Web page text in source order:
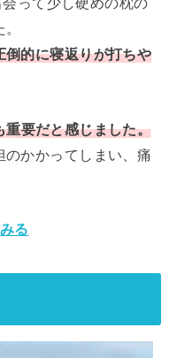
倒的に寝返りが打ちや
要だと感じました。
かかってしまい、痛
る